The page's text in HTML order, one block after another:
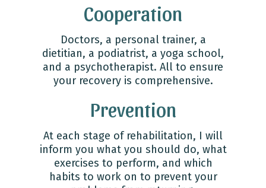
Cooperation
Doctors, a personal trainer, a
dietitian, a podiatrist, a yoga school,
and a psychotherapist. All to ensure
your recovery is comprehensive.
Prevention
At each stage of rehabilitation, I will
inform you what you should do, what
exercises to perform, and which
habits to work on to prevent your